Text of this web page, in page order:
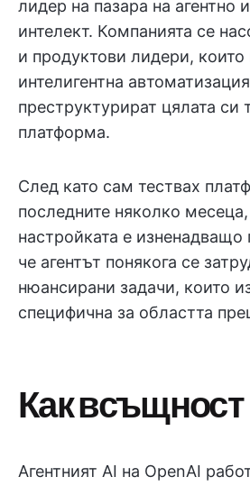
лидер на пазара на агентно
интелект. Компанията се
и продуктови лидери, които
интелигентна
преструктурират цялата си
платформа.
След като сам тествах
последните няколко
настройката е изненадващо
че агентът понякога се
нюансирани задачи, които
специфична за областта
Как
Агентният AI на OpenAI